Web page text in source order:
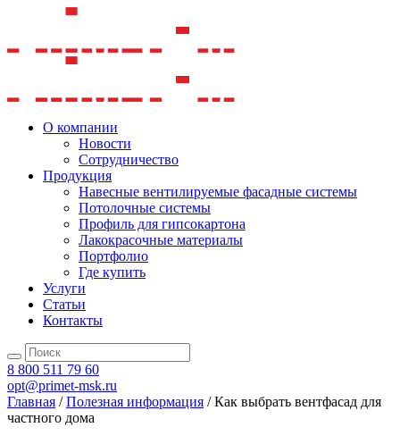
О компании
Новости
Сотрудничество
Продукция
Навесные вентилируемые фасадные системы
Потолочные системы
Профиль для гипсокартона
Лакокрасочные материалы
Портфолио
Где купить
Услуги
Статьи
Контакты
8 800 511 79 60
opt@primet-msk.ru
Главная /Полезная информация /Как выбрать вентфасад для
частного дома